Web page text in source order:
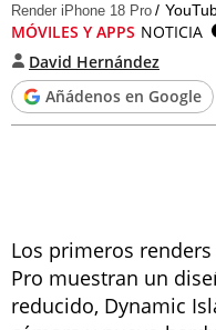
Render iPhone 18 Pro
MÓVILES Y APPS NOTICIA
David Hernández
Añádenos en Google
Los primeros
Pro muestran un
reducido, Dynamic